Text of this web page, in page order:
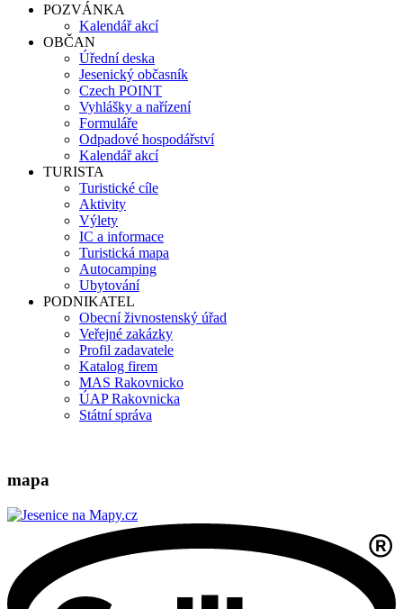
POZVÁNKA
Kalendář akcí
OBČAN
Úřední deska
Jesenický občasník
Czech POINT
Vyhlášky a nařízení
Formuláře
Odpadové hospodářství
Kalendář akcí
TURISTA
Turistické cíle
Aktivity
Výlety
IC a informace
Turistická mapa
Autocamping
Ubytování
PODNIKATEL
Obecní živnostenský úřad
Veřejné zakázky
Profil zadavatele
Katalog firem
MAS Rakovnicko
ÚAP Rakovnicka
Státní správa
mapa